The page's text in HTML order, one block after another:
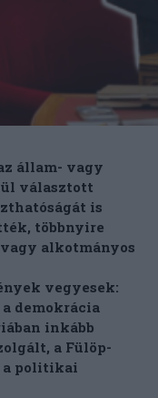
állam- vagy
választott
is
többnyire
alkotmányos
vegyesek:
demokrácia
inkább
a Fülöp-
a politikai